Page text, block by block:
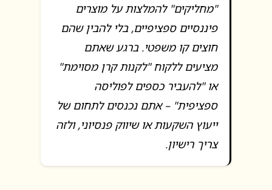
"מחליקים" להמלצות על מוצרים
פיננסיים ספציפיים, בלי להבין שהם
חוצים קו משפטי. ברגע שאתם
מציעים ללקוח "לקנות קרן מסוימת"
או "להעביר כספים לפוליסה
ספציפית" – אתם נכנסים לתחום של
ייעוץ השקעות או שיווק פנסיוני, ולזה
צריך רישיון.